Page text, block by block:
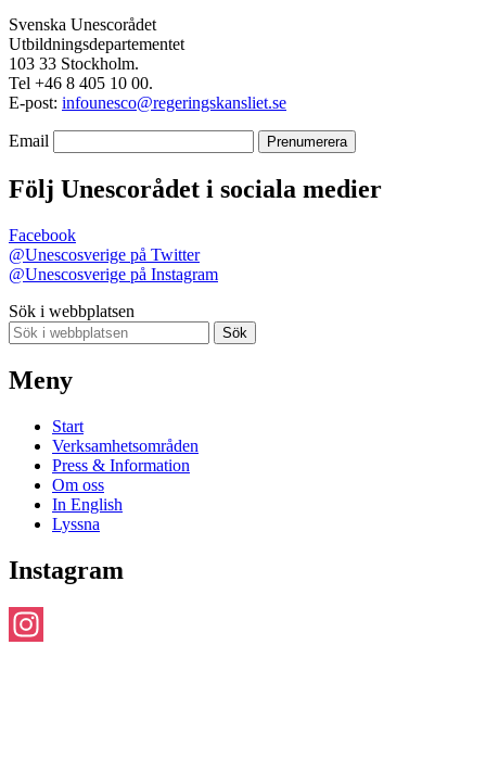
Svenska Unescorådet
Utbildningsdepartementet
103 33 Stockholm.
Tel +46 8 405 10 00.
E-post: infounesco@regeringskansliet.se
Email
Följ Unescorådet i sociala medier
Facebook
@Unescosverige på Twitter
@Unescosverige på Instagram
Sök i webbplatsen
Sök
Meny
Start
Verksamhetsområden
Press & Information
Om oss
In English
Lyssna
Instagram